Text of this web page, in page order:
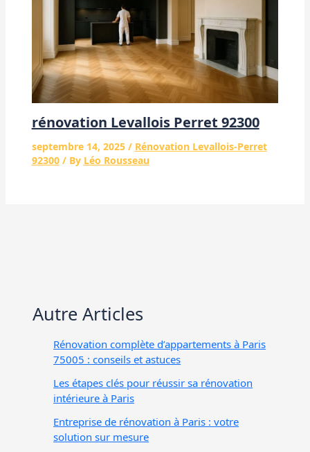
rénovation Levallois Perret 92300
septembre 14, 2025 / Rénovation Levallois-Perret
92300/ By Léo Rousseau
Autre Articles
Rénovation complète d’appartements à Paris
75005 : conseils et astuces
Les étapes clés pour réussir sa rénovation
intérieure à Paris
Entreprise de rénovation à Paris : votre
solution sur mesure